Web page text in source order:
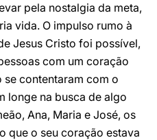
pela nostalgia da meta,
vida. O impulso rumo à
Jesus Cristo foi possível,
com um coração
se contentaram com o
longe na busca de algo
Ana, Maria e José, os
que o seu coração estava